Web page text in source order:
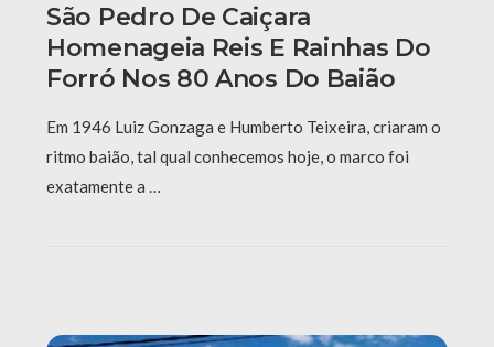
São Pedro De Caiçara
Homenageia Reis E Rainhas Do
Forró Nos 80 Anos Do Baião
Em 1946 Luiz Gonzaga e Humberto Teixeira, criaram o
ritmo baião, tal qual conhecemos hoje, o marco foi
exatamente a …